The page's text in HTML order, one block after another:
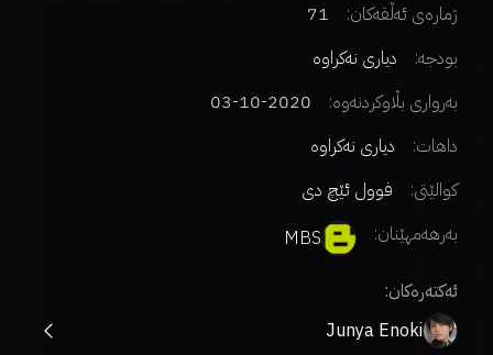
ژمارەی ئەڵقەکان:
71
بودجە:
دیاری نەکراوە
بەرواری بڵاوکردنەوە:
2020-10-03
داهات:
دیاری نەکراوە
کوالێتی:
فوول ئێچ دی
بەرهەمهێنان:
MBS
ئەکتەرەکان:
Junya Enoki